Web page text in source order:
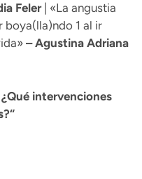
Feler | «La angustia
boya(lla)ndo 1 al ir
– Agustina Adriana
intervenciones